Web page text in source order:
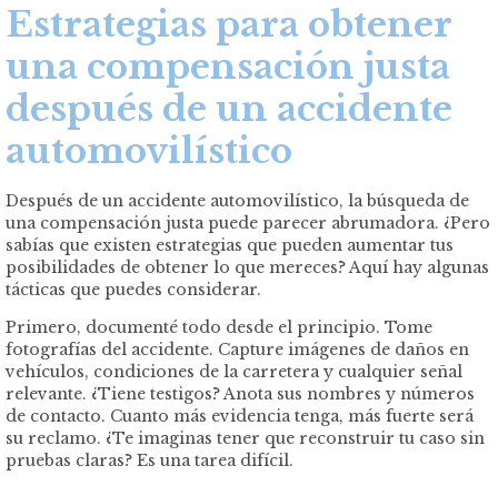
Estrategias para obtener
una compensación justa
después de un accidente
automovilístico
Después de un accidente automovilístico, la búsqueda de
una compensación justa puede parecer abrumadora. ¿Pero
sabías que existen estrategias que pueden aumentar tus
posibilidades de obtener lo que mereces? Aquí hay algunas
tácticas que puedes considerar.
Primero, documenté todo desde el principio. Tome
fotografías del accidente. Capture imágenes de daños en
vehículos, condiciones de la carretera y cualquier señal
relevante. ¿Tiene testigos? Anota sus nombres y números
de contacto. Cuanto más evidencia tenga, más fuerte será
su reclamo. ¿Te imaginas tener que reconstruir tu caso sin
pruebas claras? Es una tarea difícil.